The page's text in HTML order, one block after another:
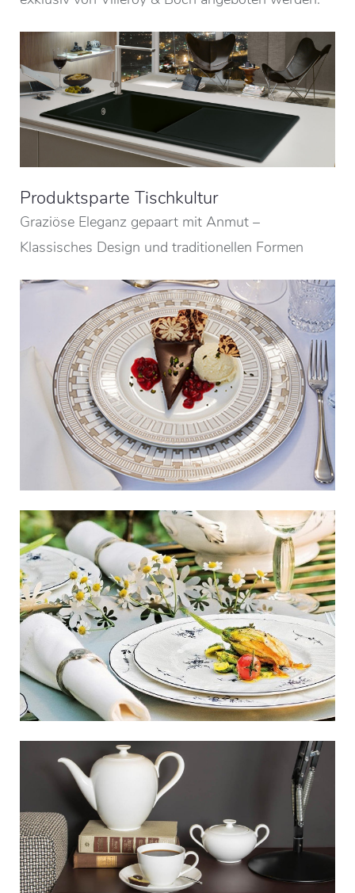
Produktsparte Tischkultur
Graziöse Eleganz gepaart mit Anmut –
Klassisches Design und traditionellen Formen